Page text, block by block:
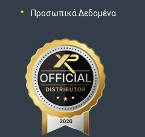
Προσωπικά Δεδομένα